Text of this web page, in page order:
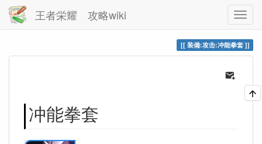
王者栄耀 攻略wiki
装備:攻击:冲能拳套
冲能拳套